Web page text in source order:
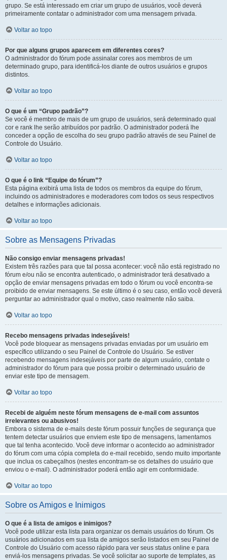
grupo. Se está interessado em criar um grupo de usuários, você deverá
primeiramente contatar o administrador com uma mensagem privada.
Voltar ao topo
Por que alguns grupos aparecem em diferentes cores?
O administrador do fórum pode assinalar cores aos membros de um
determinado grupo, para identificá-los diante de outros usuários e grupos
distintos.
Voltar ao topo
O que é um “Grupo padrão”?
Se você é membro de mais de um grupo de usuários, será determinado qual
cor e rank lhe serão atribuídos por padrão. O administrador poderá lhe
conceder a opção de escolha do seu grupo padrão através de seu Painel de
Controle do Usuário.
Voltar ao topo
O que é o link “Equipe do fórum”?
Esta página exibirá uma lista de todos os membros da equipe do fórum,
incluindo os administradores e moderadores com todos os seus respectivos
detalhes e informações adicionais.
Voltar ao topo
Sobre as Mensagens Privadas
Não consigo enviar mensagens privadas!
Existem três razões para que tal possa acontecer: você não está registrado no
fórum e/ou não se encontra autenticado, o administrador terá desativado a
opção de enviar mensagens privadas em todo o fórum ou você encontra-se
proibido de enviar mensagens. Se este último é o seu caso, então você deverá
perguntar ao administrador qual o motivo, caso realmente não saiba.
Voltar ao topo
Recebo mensagens privadas indesejáveis!
Você pode bloquear as mensagens privadas enviadas por um usuário em
específico utilizando o seu Painel de Controle do Usuário. Se estiver
recebendo mensagens indesejáveis por parte de algum usuário, contate o
administrador do fórum para que possa proibir o determinado usuário de
enviar este tipo de mensagem.
Voltar ao topo
Recebi de alguém neste fórum mensagens de e-mail com assuntos
irrelevantes ou abusivos!
Embora o sistema de e-mails deste fórum possuir funções de segurança que
tentem detectar usuários que enviem este tipo de mensagens, lamentamos
que tal tenha acontecido. Você deve informar o acontecido ao administrador
do fórum com uma cópia completa do e-mail recebido, sendo muito importante
que inclua os cabeçalhos (nestes encontram-se os detalhes do usuário que
enviou o e-mail). O administrador poderá então agir em conformidade.
Voltar ao topo
Sobre os Amigos e Inimigos
O que é a lista de amigos e inimigos?
Você pode utilizar esta lista para organizar os demais usuários do fórum. Os
usuários adicionados em sua lista de amigos serão listados em seu Painel de
Controle do Usuário com acesso rápido para ver seus status online e para
enviá-los mensagens privadas. Se você solicitar ao suporte de templates, as